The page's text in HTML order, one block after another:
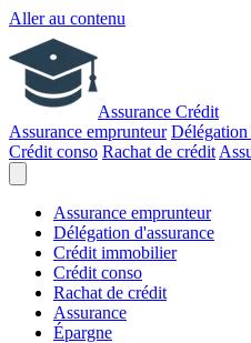
Aller au contenu
Assurance Crédit
Assurance emprunteur Délégation
Crédit conso Rachat de crédit
Assurance emprunteur
Délégation d'assurance
Crédit immobilier
Crédit conso
Rachat de crédit
Assurance
Épargne